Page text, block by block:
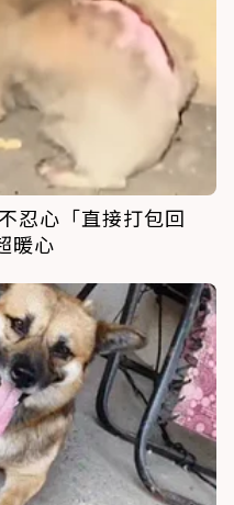
忍心「直接打包回
暖心